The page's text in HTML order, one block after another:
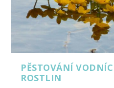
PĚSTOVÁNÍ
ROSTLIN